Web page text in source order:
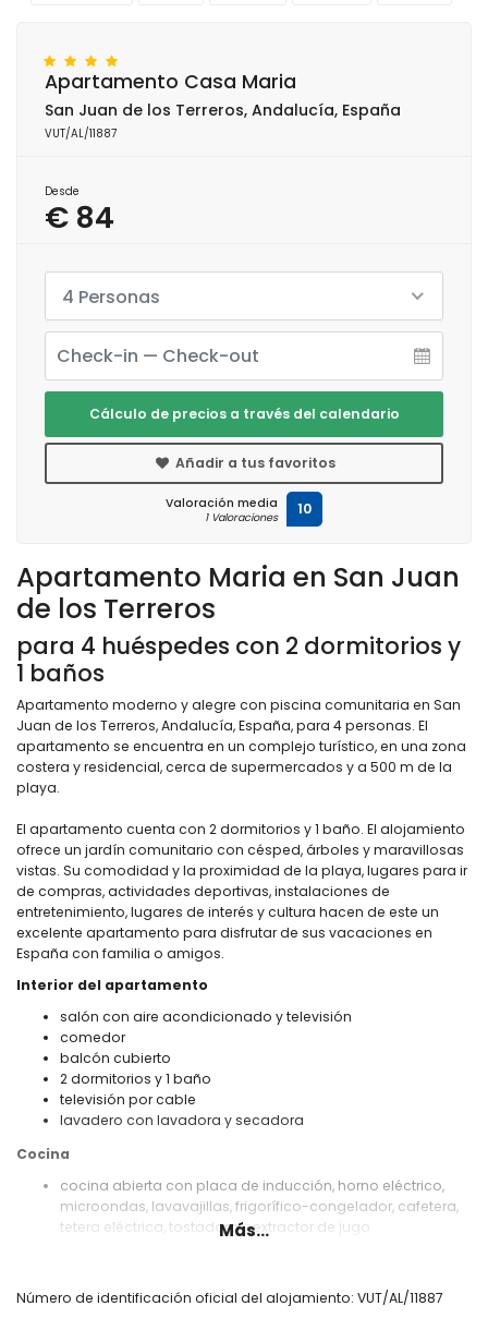
Apartamento Maria en San Juan
de los Terreros
para 4 huéspedes con 2 dormitorios y
1 baños
Apartamento moderno y alegre con piscina comunitaria en San
Juan de los Terreros, Andalucía, España, para 4 personas. El
apartamento se encuentra en un complejo turístico, en una zona
costera y residencial, cerca de supermercados y a 500 m de la
playa.
El apartamento cuenta con 2 dormitorios y 1 baño. El alojamiento
ofrece un jardín comunitario con césped, árboles y maravillosas
vistas. Su comodidad y la proximidad de la playa, lugares para ir
de compras, actividades deportivas, instalaciones de
entretenimiento, lugares de interés y cultura hacen de este un
excelente apartamento para disfrutar de sus vacaciones en
España con familia o amigos.
Interior del apartamento
salón con aire acondicionado y televisión
comedor
balcón cubierto
2 dormitorios y 1 baño
televisión por cable
lavadero con lavadora y secadora
Cocina
cocina abierta con placa de inducción, horno eléctrico,
microondas, lavavajillas, frigorífico-congelador, cafetera,
tetera eléctrica, tostadora y extractor de jugo
dormitorio con aire acondicionado, cama king-size (200
Más...
Número de identificación oficial del alojamiento: VUT/AL/11887
Apartamento Casa Maria
San Juan de los Terreros, Andalucía, España
VUT/AL/11887
Desde
€ 84
4 Personas
Cálculo de precios a través del calendario
Añadir a tus favoritos
Valoración media
1 Valoraciones 10